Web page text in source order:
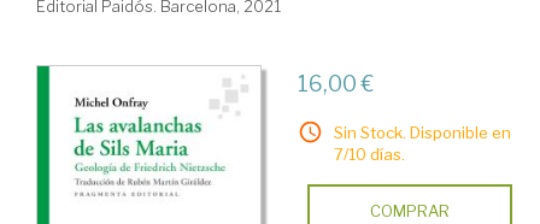
Editorial Paidós. Barcelona, 2021
16,00 €
Sin Stock. Disponible en
7/10 días.
COMPRAR